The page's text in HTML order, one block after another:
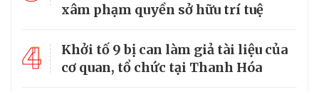
xâm phạm quyền sở hữu trí tuệ
4
Khởi tố 9 bị can làm giả tài liệu của
cơ quan, tổ chức tại Thanh Hóa